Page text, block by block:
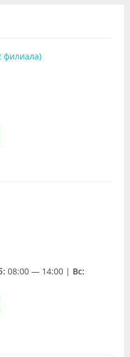
филиала)
08:00 — 14:00 | Вс: